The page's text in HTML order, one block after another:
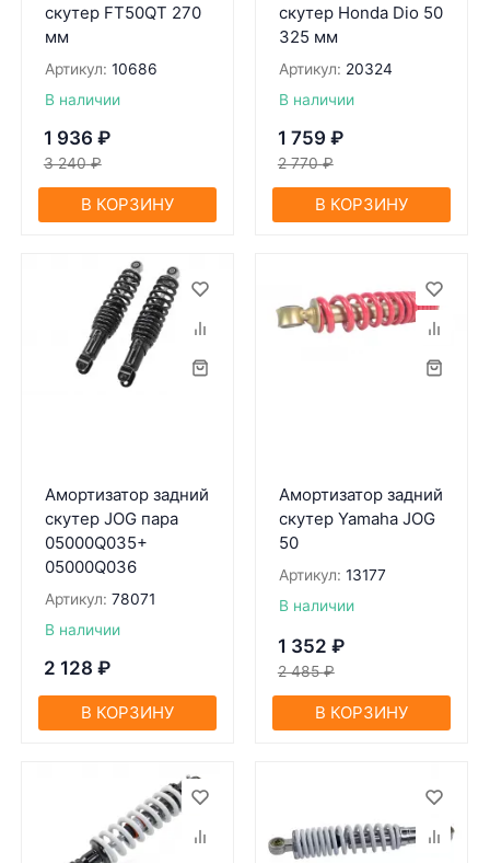
скутер FT50QT 270
мм
Артикул: 10686
В наличии
1 936 ₽
3 240 ₽
В КОРЗИНУ
скутер Honda Dio 50
325 мм
Артикул: 20324
В наличии
1 759 ₽
2 770 ₽
В КОРЗИНУ
Амортизатор задний
скутер JOG пара
05000Q035+
05000Q036
Артикул: 78071
В наличии
2 128 ₽
В КОРЗИНУ
Амортизатор задний
скутер Yamaha JOG
50
Артикул: 13177
В наличии
1 352 ₽
2 485 ₽
В КОРЗИНУ